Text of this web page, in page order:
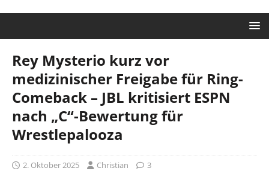
Rey Mysterio kurz vor
medizinischer Freigabe für Ring-
Comeback – JBL kritisiert ESPN
nach „C“-Bewertung für
Wrestlepalooza
2. Oktober 2025 Christian 3